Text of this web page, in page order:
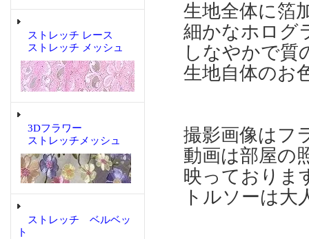
ストレッチ レース
ストレッチ メッシュ
3Dフラワー
ストレッチメッシュ
ストレッチ ベルベッ
ト
生地全体に箔
細かなホログ
しなやかで質
生地自体のお
撮影画像はフ
動画は部屋の
映っておりま
トルソーは大